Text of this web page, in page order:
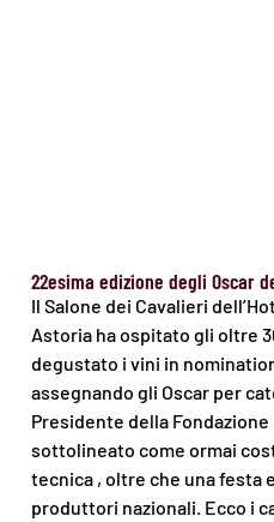
22esima edizione degli Oscar
Il Salone dei Cavalieri
Astoria ha ospitato gli oltre
degustato i vini in
assegnando gli Oscar per
Presidente della
sottolineato come ormai
tecnica , oltre che una festa
produttori nazionali. Ecco i